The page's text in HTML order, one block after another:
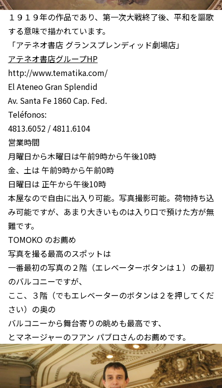
１９１９年の作品であり、第一次大戦終了後、平和を謳歌
する意味で描かれています。
「アテネオ書店 グランスプレンディッド劇場店」
アテネオ書店グループHP
http://www.tematika.com/
El Ateneo Gran Splendid
Av. Santa Fe 1860 Cap. Fed.
Teléfonos:
4813.6052 / 4811.6104
営業時間
月曜日から木曜日は午前9時から午後10時
金、土は 午前9時から午前0時
日曜日は 正午から午後10時
本屋なので自由に出入り可能。写真撮影可能。荷物持ち込
み可能ですが、あまり大きいものは入り口で預けた方が無
難です。
TOMOKO のお薦め
写真を撮る最高のスポットは
一番最初の写真の２階（エレベーターボタンは１）の最初
のバルコニーですが、
ここ、３階（でもエレベーターのボタンは２を押してくだ
さい）の奥の
バルコニーから舞台寄りの眺めも最高です、
とマネージャーのフアン パブロさんのお薦めです。